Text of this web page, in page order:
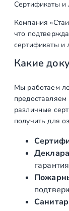
о
а
р
а
Н
к
о
н
е
Сертификаты и
Компания
что
сертификаты и
Какие
Мы работаем
различные
получить для